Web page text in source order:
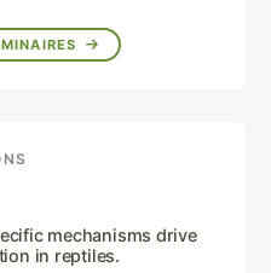
mechanisms drive
in reptiles.